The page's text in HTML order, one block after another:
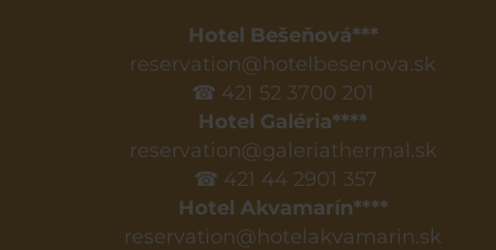
Hotel Bešeňová***
reservation@hotelbesenova.sk
☎ 421 52 3700 201
Hotel Galéria****
reservation@galeriathermal.sk
☎ 421 44 2901 357
Hotel Akvamarín****
reservation@hotelakvamarin.sk